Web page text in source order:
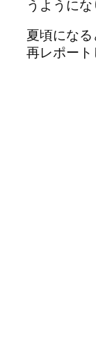
うようにな
夏頃になる
再レポート